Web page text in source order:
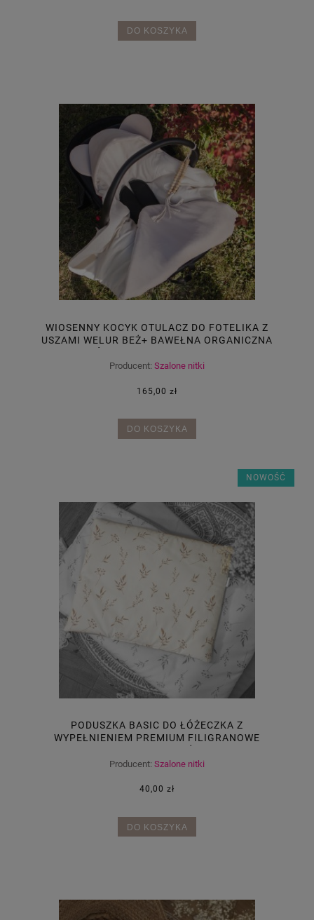
DO KOSZYKA
WIOSENNY KOCYK OTULACZ DO FOTELIKA Z
USZAMI WELUR BEŻ+ BAWEŁNA ORGANICZNA
Producent: Szalone nitki
165,00 zł
DO KOSZYKA
PODUSZKA BASIC DO ŁÓŻECZKA Z
WYPEŁNIENIEM PREMIUM FILIGRANOWE
Producent: Szalone nitki
40,00 zł
DO KOSZYKA
NOWOŚĆ